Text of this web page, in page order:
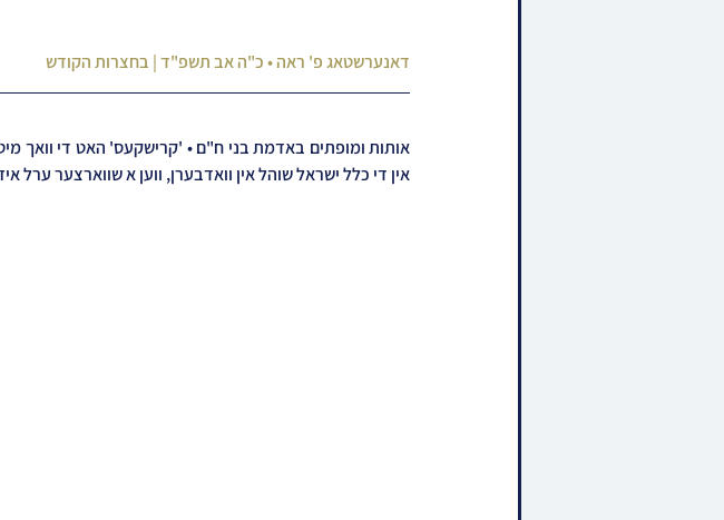
דאנערשטאג פ' ראה • כ"ה אב תשפ"ד | בחצרות הקודש
אין די כלל ישראל שוהל אין וואדבערן, ווען א שווארצער ערל